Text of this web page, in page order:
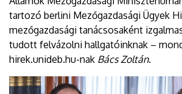
tartozó berlini Mezőgazdasági Ügyek
mezőgazdasági tanácsosaként
tudott felvázolni hallgatóinknak –
hirek.unideb.hu-nak Bács Zoltán.